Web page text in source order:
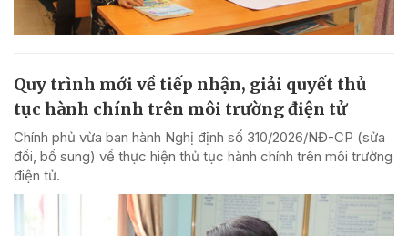
Quy trình mới về tiếp nhận, giải quyết thủ
tục hành chính trên môi trường điện tử
Chính phủ vừa ban hành Nghị định số 310/2026/NĐ-CP (sửa
đổi, bổ sung) về thực hiện thủ tục hành chính trên môi trường
điện tử.